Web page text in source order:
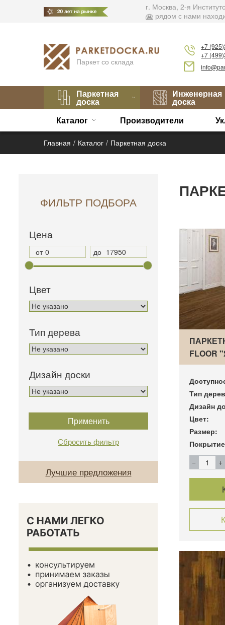
г. Москва, 2-я
рядом с нами
Паркет со склада
+7
+7
Паркетная
доска
Инженерная
доска
Каталог
Производители
Главная Каталог Паркетная доска
ФИЛЬТР ПОДБОРА
Цена
от до
Цвет
Тип дерева
Дизайн доски
Лучшие предложения
FLOOR
Тип
Дизайн
Цвет:
Размер: